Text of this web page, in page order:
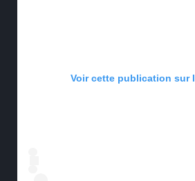
Voir cette publication sur